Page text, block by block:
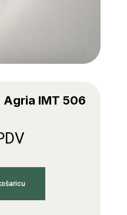
Agria IMT 506